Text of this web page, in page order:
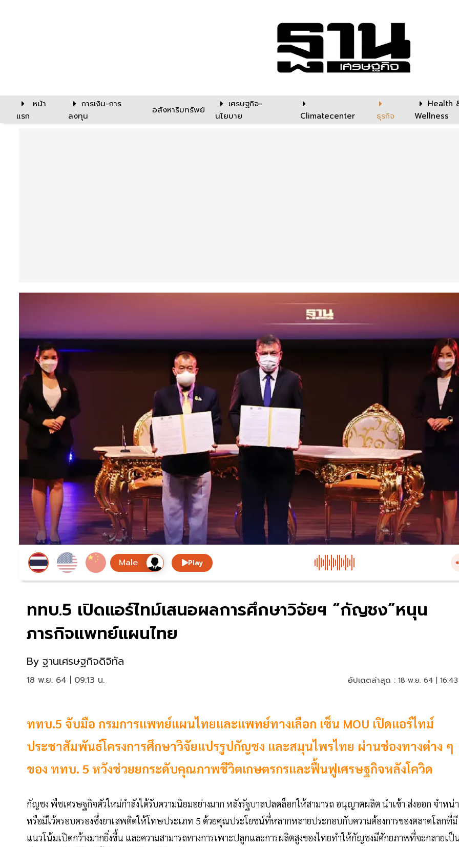
หน้า
แรก
การเงิน-การ
ลงทุน
อสังหาริมทรัพย์
เศรษฐกิจ-
นโยบาย
Climatecenter ธุรกิจ
Health
Wellness
Play
ททบ.5 เปิดแอร์ไทม์เสนอผลการศึกษาวิจัยฯ “กัญชง”หนุน
ภารกิจแพทย์แผนไทย
By ฐานเศรษฐกิจดิจิทัล
18 พ.ย. 64 | 09:13 น. อัปเดตล่าสุด : 18 พ.ย. 64 |
ททบ.5 จับมือ กรมการแพทย์แผนไทยและแพทย์ทางเลือก เซ็น MOU เปิดแอร์ไทม์
ประชาสัมพันธ์โครงการศึกษาวิจัยแปรรูปกัญชง และสมุนไพรไทย ผ่านช่องทางต่าง ๆ
ของ ททบ. 5 หวังช่วยยกระดับคุณภาพชีวิตเกษตรกรและฟื้นฟูเศรษฐกิจหลังโควิด
กัญชง พืชเศรษฐกิจตัวใหม่กำลังได้รับความนิยมอย่างมาก หลังรัฐบาลปลดล็อกให้สามารถ อนุญาตผลิต นำเข้า ส่งออก จำหน่
หรือมีไว้ครอบครองซึ่งยาเสพติดให้โทษประเภท 5 ด้วยคุณประโยชน์ที่หลากหลายประกอบกับความต้องการของตลาดโลกที่มี
แนวโน้มเปิดกว้างมากยิ่งขึ้น และความสามารถทางการเพาะปลูกและการผลิตสูงของไทยทำให้กัญชงมีศักยภาพที่จะกลายเป็